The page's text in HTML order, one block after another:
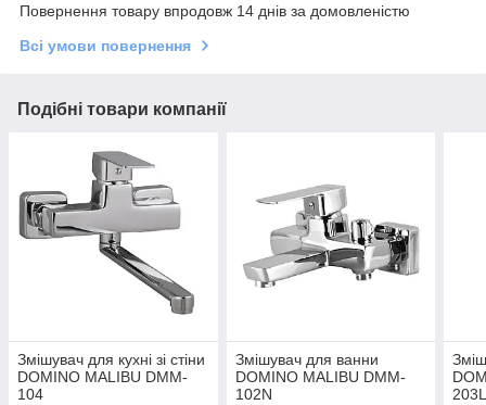
Повернення товару впродовж 14 днів за домовленістю
Всі умови повернення
Подібні товари компанії
Змішувач для кухні зі стіни
DOMINO MALIBU DMM-
104
Змішувач для ванни
DOMINO MALIBU DMM-
102N